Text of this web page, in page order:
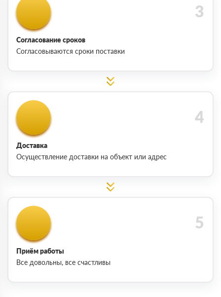
Согласование сроков
Согласовываются сроки поставки
Доставка
Осуществление доставки на объект или адрес
Приём работы
Все довольны, все счастливы